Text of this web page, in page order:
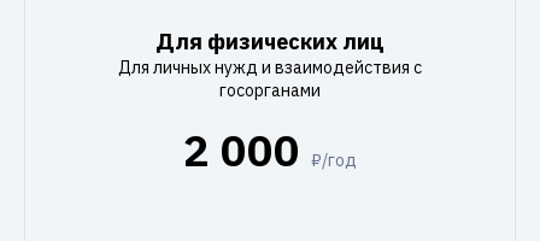
Для физических лиц
Для личных нужд и взаимодействия с
госорганами
2 000 ₽/год